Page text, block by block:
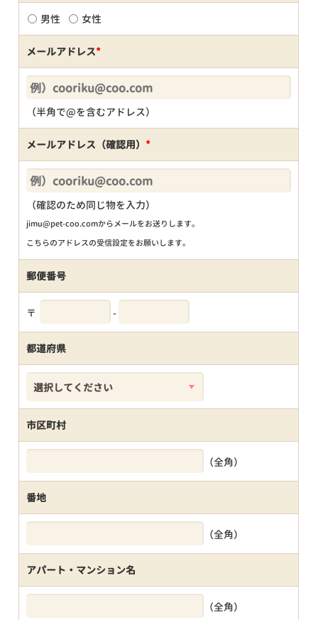
男性 女性
メールアドレス*
（半角で@を含むアドレス）
メールアドレス（確認用） *
（確認のため同じ物を入力）
jimu@pet-coo.comからメールをお送りします。
こちらのアドレスの受信設定をお願いします。
郵便番号
〒 -
都道府県
市区町村
（全角）
番地
（全角）
アパート・マンション名
（全角）